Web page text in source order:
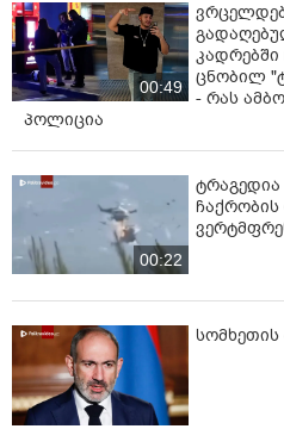
00:49
ცნობილ
- რას
პოლიცია
00:22
ტრაგედია